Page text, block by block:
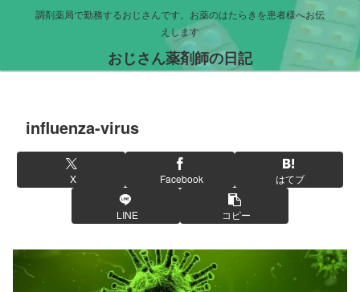
調剤薬局で勤務するおじさんです。お薬のはたらきを患者様へお伝
えします
おじさん薬剤師の日記
influenza-virus
X Facebook はてブ
LINE コピー